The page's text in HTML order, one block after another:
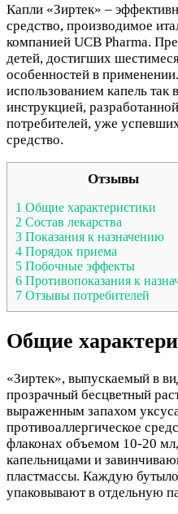
Капли «Зиртек» –
средство, производимое
компанией UCB Pharma.
детей, достигших
особенностей в
использованием капель так
инструкцией,
потребителей, уже
средство.
Отзывы
1 Общие характеристики
2 Состав лекарства
3 Показания к назначению
4 Порядок приема
5 Побочные эффекты
6 Противопоказания к
7 Отзывы потребителей
Общие
«Зиртек», выпускаемый в
прозрачный бесцветный
выраженным запахом
противоаллергическое
флаконах объемом 10-20
капельницами и
пластмассы. Каждую
упаковывают в отдельную